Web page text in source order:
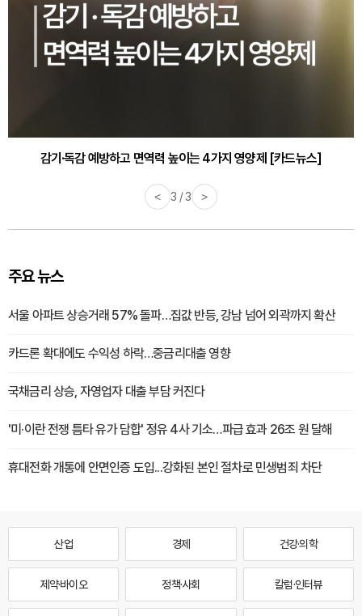
감기·독감 예방하고 면역력 높이는 4가지 영양제 [카드뉴스]
< 3 / 3 >
주요 뉴스
서울 아파트 상승거래 57% 돌파…집값 반등, 강남 넘어 외곽까지 확산
카드론 확대에도 수익성 하락…중금리대출 영향
국채금리 상승, 자영업자 대출 부담 커진다
'미·이란 전쟁 틈타 유가 담합' 정유 4사 기소…파급 효과 26조 원 달해
휴대전화 개통에 안면인증 도입...강화된 본인 절차로 민생범죄 차단
산업 경제 건강·의학
제약·바이오 정책·사회 칼럼·인터뷰